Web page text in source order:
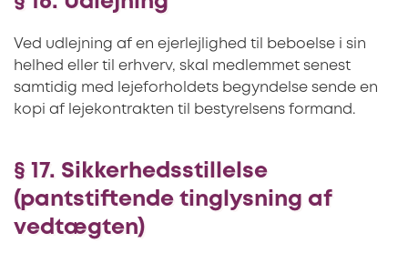
Ved udlejning af en ejerlejlighed til beboelse i sin
helhed eller til erhverv, skal medlemmet senest
samtidig med lejeforholdets begyndelse sende en
kopi af lejekontrakten til bestyrelsens formand.
§ 17. Sikkerhedsstillelse
(pantstiftende tinglysning af
vedtægten)